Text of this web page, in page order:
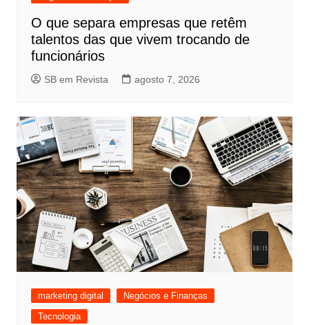
O que separa empresas que retêm
talentos das que vivem trocando de
funcionários
SB em Revista agosto 7, 2026
marketing digital
Negócios e Finanças
Tecnologia